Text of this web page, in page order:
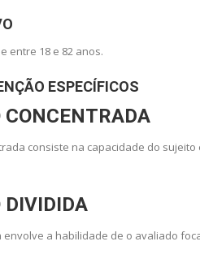
entre 18 e 82 anos.
ESPECÍFICOS
consiste na capacidade do
DIVIDIDA
envolve a habilidade de o avaliado